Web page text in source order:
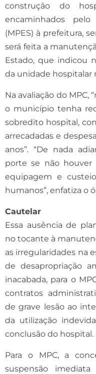
construção do
encaminhados
(MPES) à prefeitura,
será feita a
Estado, que indicou
da unidade hospitalar
Na avaliação do MPC,
o município tenha
sobredito hospital,
arrecadadas e
anos”. “De nada
porte se não houver
equipagem e
humanos”, enfatiza o
Cautelar
Essa ausência de
no tocante à
as irregularidades na
de desapropriação
inacabada, para o
contratos
de grave lesão ao
da utilização
conclusão do hospital.
Para o MPC, a
suspensão